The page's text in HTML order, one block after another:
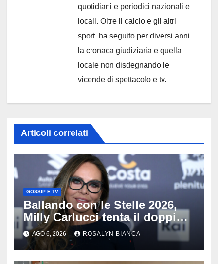
quotidiani e periodici nazionali e
locali. Oltre il calcio e gli altri
sport, ha seguito per diversi anni
la cronaca giudiziaria e quella
locale non disdegnando le
vicende di spettacolo e tv.
Articoli correlati
GOSSIP E TV
Ballando con le Stelle 2026,
Milly Carlucci tenta il doppio
colpo: tra i papabili Ornella
Muti e Monica Guerritore
AGO 6, 2026 ROSALYN BIANCA